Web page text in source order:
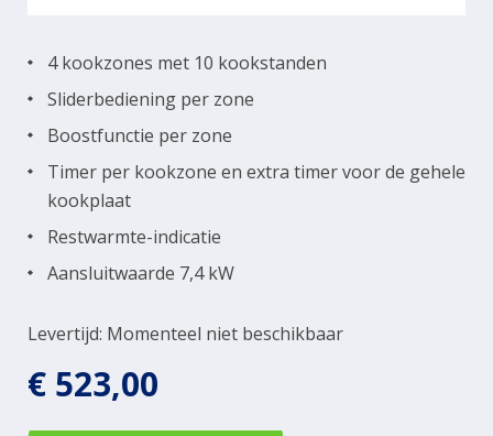
Levertijd: Momenteel niet beschikbaar
4 kookzones met 10 kookstanden
Sliderbediening per zone
Boostfunctie per zone
Timer per kookzone en extra timer voor de gehele
kookplaat
Restwarmte-indicatie
Aansluitwaarde 7,4 kW
€ 523,00